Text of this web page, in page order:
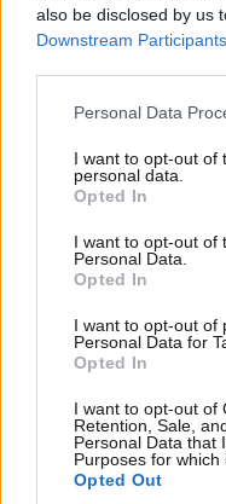
also be disclosed by us
Downstream Participants
Please note that this
not limited to your visit
grant or deny consent
use your data for below
consent section.
Personal Data
I want to opt-out of
personal data.
Opted In
I want to opt-out of
Personal Data.
Opted In
I want to opt-out of
Personal Data for
Opted In
I want to opt-out of
Retention, Sale,
Personal Data that
Purposes for which
Opted Out
Xαρακτήρες: 0/1000
Διαβάστε και